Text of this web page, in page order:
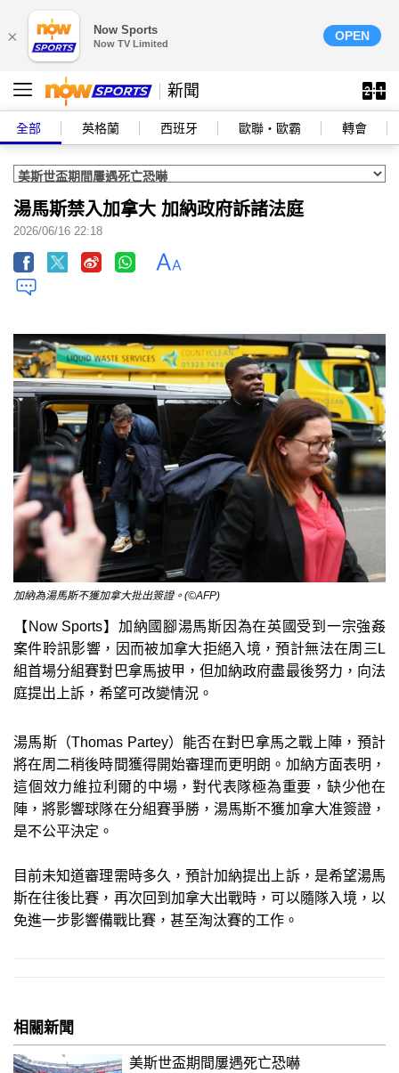
× Now Sports
Now TV Limited
OPEN
新聞
全部 英格蘭 西班牙 歐聯‧歐霸 轉會
湯馬斯禁入加拿大 加納政府訴諸法庭
2026/06/16 22:18
加納為湯馬斯不獲加拿大批出簽證。(©AFP)
【Now Sports】加納國腳湯馬斯因為在英國受到一宗強姦
案件聆訊影響，因而被加拿大拒絕入境，預計無法在周三L
組首場分組賽對巴拿馬披甲，但加納政府盡最後努力，向法
庭提出上訴，希望可改變情況。
湯馬斯（Thomas Partey）能否在對巴拿馬之戰上陣，預計
將在周二稍後時間獲得開始審理而更明朗。加納方面表明，
這個效力維拉利爾的中場，對代表隊極為重要，缺少他在
陣，將影響球隊在分組賽爭勝，湯馬斯不獲加拿大准簽證，
是不公平決定。
目前未知道審理需時多久，預計加納提出上訴，是希望湯馬
斯在往後比賽，再次回到加拿大出戰時，可以隨隊入境，以
免進一步影響備戰比賽，甚至淘汰賽的工作。
相關新聞
美斯世盃期間屢遇死亡恐嚇